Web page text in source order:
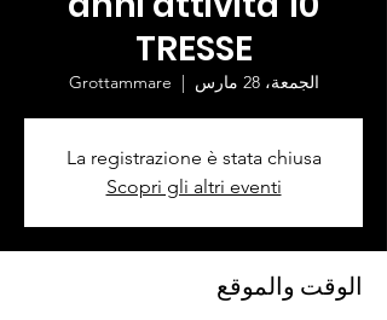
TRESSE
الجمعة، 28 مارس
  |
Grottammare
La registrazione è stata chiusa
Scopri gli altri eventi
الوقت والموقع